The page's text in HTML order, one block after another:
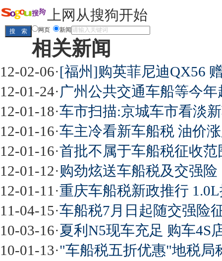
上网从搜狗开始
网页 新闻
相关新闻
12-02-06·[福州]购英菲尼迪QX56
12-01-24·广州公共交通车船等今
12-01-18·车市扫描:京城车市看淡
12-01-16·车主冷看新车船税 油价
12-01-16·首批不属于车船税征收
12-01-12·购劲炫送车船税及交强险
12-01-11 ·重庆车船税新政推行
11-04-15·车船税7月日起随交强险
10-03-16·夏利N5现车充足 购车4S
10-01-13·"车船税五折优惠"地税局